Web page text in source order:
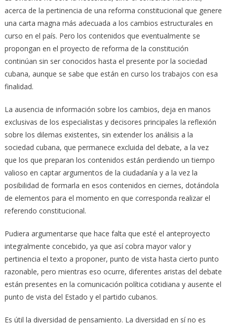
acerca de la pertinencia de una reforma constitucional que genere
una carta magna más adecuada a los cambios estructurales en
curso en el país. Pero los contenidos que eventualmente se
propongan en el proyecto de reforma de la constitución
continúan sin ser conocidos hasta el presente por la sociedad
cubana, aunque se sabe que están en curso los trabajos con esa
finalidad.
La ausencia de información sobre los cambios, deja en manos
exclusivas de los especialistas y decisores principales la reflexión
sobre los dilemas existentes, sin extender los análisis a la
sociedad cubana, que permanece excluida del debate, a la vez
que los que preparan los contenidos están perdiendo un tiempo
valioso en captar argumentos de la ciudadanía y a la vez la
posibilidad de formarla en esos contenidos en ciernes, dotándola
de elementos para el momento en que corresponda realizar el
referendo constitucional.
Pudiera argumentarse que hace falta que esté el anteproyecto
integralmente concebido, ya que así cobra mayor valor y
pertinencia el texto a proponer, punto de vista hasta cierto punto
razonable, pero mientras eso ocurre, diferentes aristas del debate
están presentes en la comunicación política cotidiana y ausente el
punto de vista del Estado y el partido cubanos.
Es útil la diversidad de pensamiento. La diversidad en sí no es